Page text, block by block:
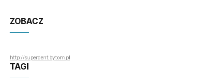
ZOBACZ
http://superdent.bytom.pl
TAGI